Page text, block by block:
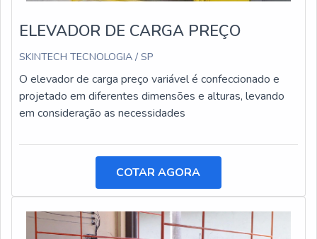
ELEVADOR DE CARGA PREÇO
SKINTECH TECNOLOGIA / SP
O elevador de carga preço variável é confeccionado e
projetado em diferentes dimensões e alturas, levando
em consideração as necessidades
COTAR AGORA